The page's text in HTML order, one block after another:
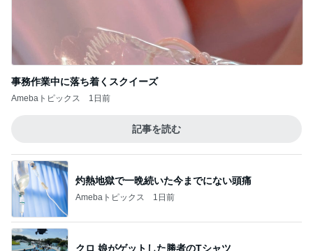
事務作業中に落ち着くスクイーズ
Amebaトピックス 1日前
記事を読む
灼熱地獄で一晩続いた今までにない頭痛
Amebaトピックス 1日前
クロ 娘がゲットした勝者のTシャツ